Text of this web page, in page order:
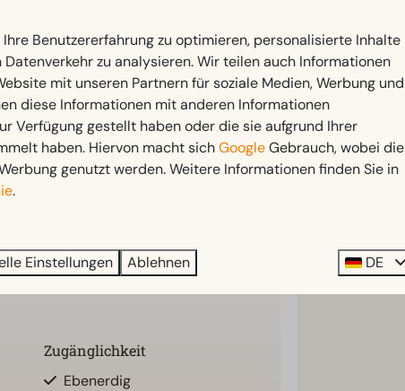
etwas los ist, buchen Sie Ihren
Außenbereich
Zugänglichkeit
Ebenerdig
Benutzererfahrung zu optimieren, personalisierte Inhalte
zu analysieren. Wir teilen auch Informationen
mit unseren Partnern für soziale Medien, Werbung und
diese Informationen mit anderen Informationen
Verfügung gestellt haben oder die sie aufgrund Ihrer
haben. Hiervon macht sichGoogleGebrauch, wobei die
genutzt werden. Weitere Informationen finden Sie in
.
Einstellungen Ablehnen DE